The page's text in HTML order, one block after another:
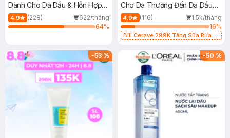
Dành Cho Da Dầu & Hỗn Hợp
500ml
4.9 (228)
622/tháng
64%
Cho Da Thường Đến Da Dầu
473ml
4.9 (116)
1.5k/tháng
16%
Bill Cerave 299K Tặng Sữa Rửa
-53% -50 %